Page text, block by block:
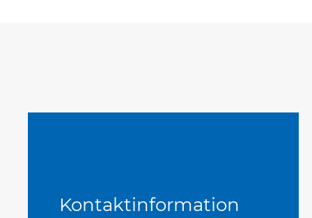
Kontaktinformation